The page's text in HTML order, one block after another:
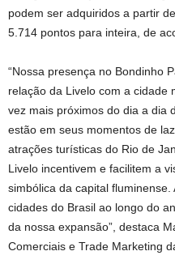
podem ser adquiridos a partir
5.714 pontos para inteira, de
“Nossa presença no Bondinho
relação da Livelo com a cidade
vez mais próximos do dia a dia
estão em seus momentos de
atrações turísticas do Rio de
Livelo incentivem e facilitem a
simbólica da capital
cidades do Brasil ao longo do
da nossa expansão”, destaca
Comerciais e Trade Marketing